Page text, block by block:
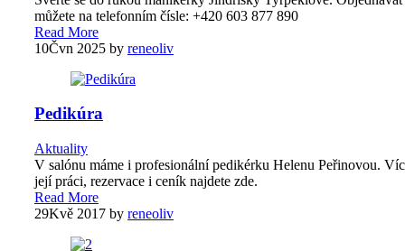
můžete na telefonním čísle: +420 603 877 890
Read More
10Čvn 2025 by reneoliv
Pedikúra
Aktuality
V salónu máme i profesionální pedikérku Helenu Peřinovou.
její práci, rezervace i ceník najdete zde.
Read More
29Kvě 2017 by reneoliv